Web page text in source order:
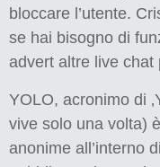
bloccare l’utente.
se hai bisogno di
advert altre live chat
YOLO, acronimo di
vive solo una volta)
anonime all’interno